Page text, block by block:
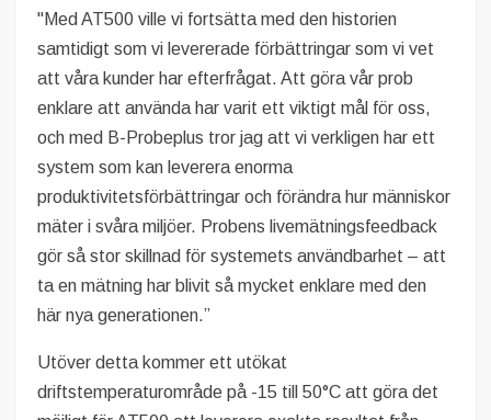
"Med AT500 ville vi fortsätta med den historien
samtidigt som vi levererade förbättringar som vi vet
att våra kunder har efterfrågat. Att göra vår prob
enklare att använda har varit ett viktigt mål för oss,
och med B-Probeplus tror jag att vi verkligen har ett
system som kan leverera enorma
produktivitetsförbättringar och förändra hur människor
mäter i svåra miljöer. Probens livemätningsfeedback
gör så stor skillnad för systemets användbarhet – att
ta en mätning har blivit så mycket enklare med den
här nya generationen.”
Utöver detta kommer ett utökat
driftstemperaturområde på -15 till 50°C att göra det